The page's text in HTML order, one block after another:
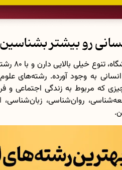
رو بیشتر بشناسین
انسانی به وجود آورده. رشته‌های
که مربوط به زندگی اجتماعی و
روان‌شناسی،